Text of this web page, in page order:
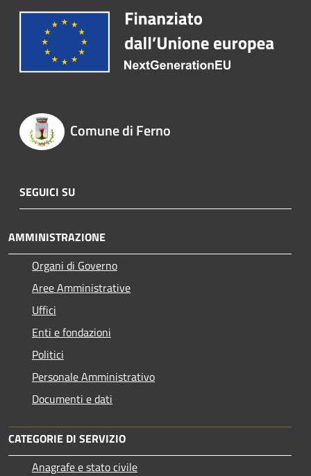
Comune di Ferno
SEGUICI SU
AMMINISTRAZIONE
Organi di Governo
Aree Amministrative
Uffici
Enti e fondazioni
Politici
Personale Amministrativo
Documenti e dati
CATEGORIE DI SERVIZIO
Anagrafe e stato civile